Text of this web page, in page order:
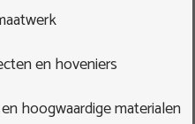
en hoveniers
hoogwaardige materialen